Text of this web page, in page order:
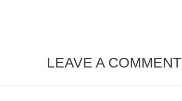
LEAVE A COMMENT